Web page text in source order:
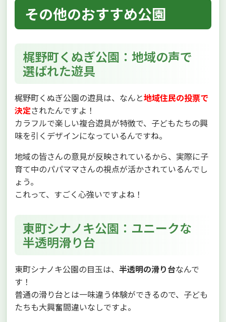
その他のおすすめ公園
梶野町くぬぎ公園：地域の声で
選ばれた遊具
梶野町くぬぎ公園の遊具は、なんと地域住民の投票で
決定されたんですよ！
カラフルで楽しい複合遊具が特徴で、子どもたちの興
味を引くデザインになっているんですね。
地域の皆さんの意見が反映されているから、実際に子
育て中のパパママさんの視点が活かされているんでし
ょう。
これって、すごく心強いですよね！
東町シナノキ公園：ユニークな
半透明滑り台
東町シナノキ公園の目玉は、 半透明の滑り台なんで
す！
普通の滑り台とは一味違う体験ができるので、子ども
たちも大興奮間違いなしですよ。